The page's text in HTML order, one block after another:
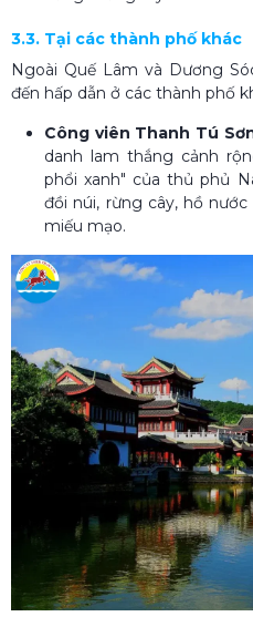
3.3. Tại các thành phố khác
Ngoài Quế Lâm và Dương
đến hấp dẫn ở các thành phố
Công viên Thanh Tú
danh lam thắng cảnh
phổi xanh" của thủ phủ
đồi núi, rừng cây, hồ
miếu mạo.